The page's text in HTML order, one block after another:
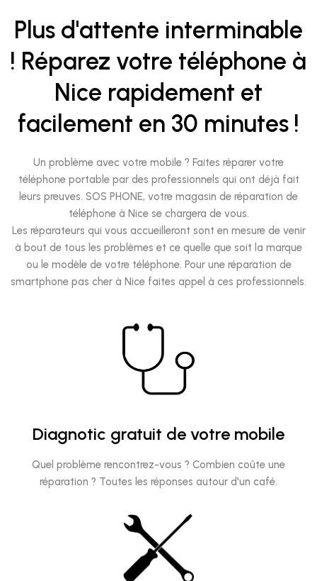
Plus d'attente interminable
! Réparez votre téléphone à
Nice rapidement et
facilement en 30 minutes !
Un problème avec votre mobile ? Faites réparer votre
téléphone portable par des professionnels qui ont déjà fait
leurs preuves. SOS PHONE, votre magasin de réparation de
téléphone à Nice se chargera de vous.
Les réparateurs qui vous accueilleront sont en mesure de venir
à bout de tous les problèmes et ce quelle que soit la marque
ou le modèle de votre téléphone. Pour une réparation de
smartphone pas cher à Nice faites appel à ces professionnels.
Diagnotic gratuit de votre mobile
Quel problème rencontrez-vous ? Combien coûte une
réparation ? Toutes les réponses autour d'un café.